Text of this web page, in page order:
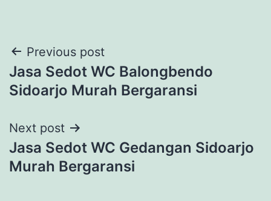
Post
navigation
Previous post
Jasa Sedot WC Balongbendo
Sidoarjo Murah Bergaransi
Next post
Jasa Sedot WC Gedangan Sidoarjo
Murah Bergaransi